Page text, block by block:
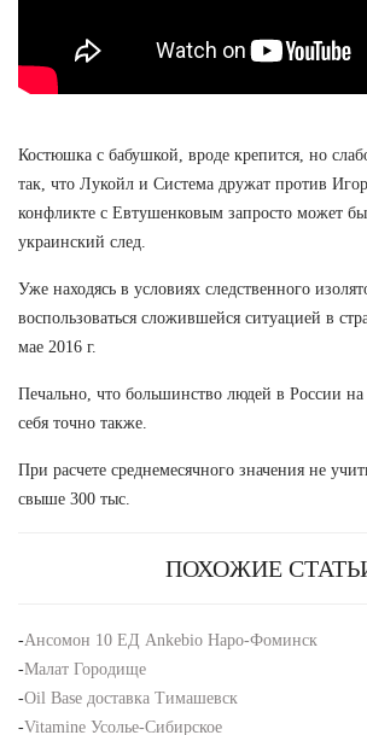
Костюшка с бабушкой, вроде крепится, но
так, что Лукойл и Система дружат против
конфликте с Евтушенковым запросто может
украинский след.
Уже находясь в условиях следственного
воспользоваться сложившейся ситуацией в
мае 2016 г.
Печально, что большинство людей в России
себя точно также.
При расчете среднемесячного значения не
свыше 300 тыс.
ПОХОЖИЕ
-Ансомон 10 ЕД Ankebio Наро-Фоминск
-Малат Городище
-Oil Base доставка Тимашевск
-Vitamine Усолье-Сибирское